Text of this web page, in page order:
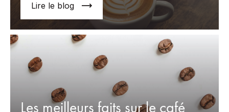
Lire le blog
Les meilleurs faits sur le café